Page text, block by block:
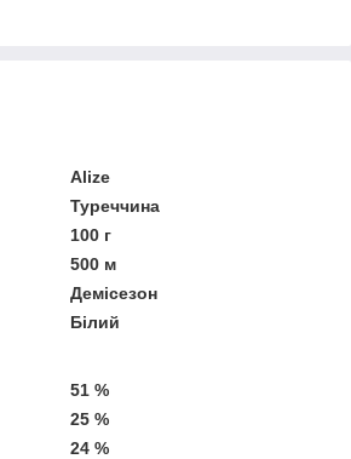
Alize
Туреччина
100 г
500 м
Демісезон
Білий
51 %
25 %
24 %